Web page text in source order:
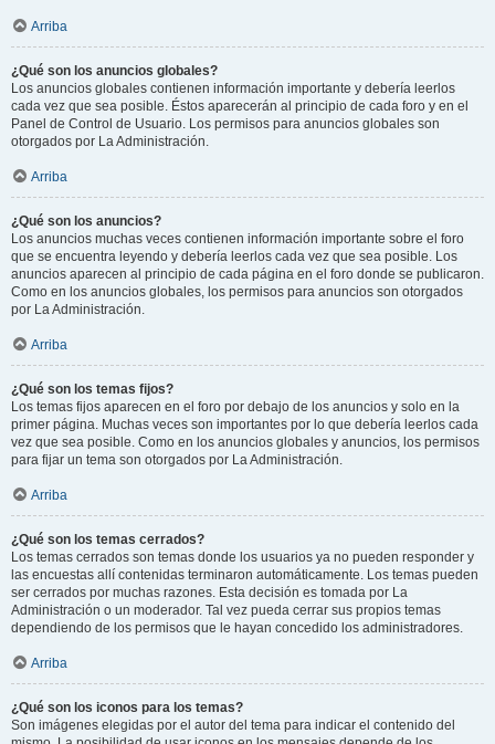
Arriba
¿Qué son los anuncios globales?
Los anuncios globales contienen información importante y debería leerlos
cada vez que sea posible. Éstos aparecerán al principio de cada foro y en el
Panel de Control de Usuario. Los permisos para anuncios globales son
otorgados por La Administración.
Arriba
¿Qué son los anuncios?
Los anuncios muchas veces contienen información importante sobre el foro
que se encuentra leyendo y debería leerlos cada vez que sea posible. Los
anuncios aparecen al principio de cada página en el foro donde se publicaron.
Como en los anuncios globales, los permisos para anuncios son otorgados
por La Administración.
Arriba
¿Qué son los temas fijos?
Los temas fijos aparecen en el foro por debajo de los anuncios y solo en la
primer página. Muchas veces son importantes por lo que debería leerlos cada
vez que sea posible. Como en los anuncios globales y anuncios, los permisos
para fijar un tema son otorgados por La Administración.
Arriba
¿Qué son los temas cerrados?
Los temas cerrados son temas donde los usuarios ya no pueden responder y
las encuestas allí contenidas terminaron automáticamente. Los temas pueden
ser cerrados por muchas razones. Esta decisión es tomada por La
Administración o un moderador. Tal vez pueda cerrar sus propios temas
dependiendo de los permisos que le hayan concedido los administradores.
Arriba
¿Qué son los iconos para los temas?
Son imágenes elegidas por el autor del tema para indicar el contenido del